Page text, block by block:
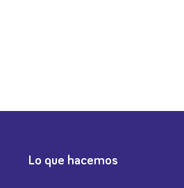
Lo que hacemos